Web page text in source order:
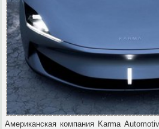
Американская компания Karma